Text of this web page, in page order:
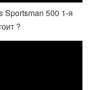
Sportsman 500 1-я
?